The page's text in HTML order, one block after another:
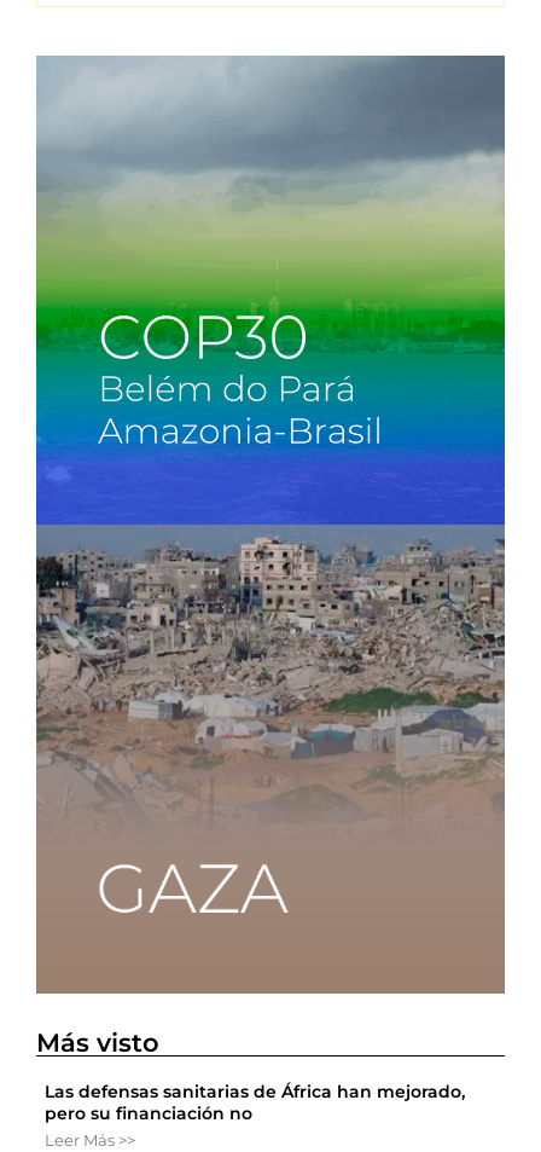
Más visto
Las defensas sanitarias de África han mejorado,
pero su financiación no
Leer Más >>